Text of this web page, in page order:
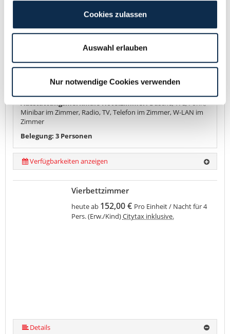
Cookies zulassen
Auswahl erlauben
Nur notwendige Cookies verwenden
Dreibettzimmer für maximal 3 Erwachsene. Kinder werden als
Geschirr, Kühlschrank, Herd, teilweise Mikrowelle,
Kaffeemaschine, Toaster und Wasserkocher
Ausstattungsmerkmale Hotelzimmer:Dusche, WC, Föhn,
Minibar im Zimmer, Radio, TV, Telefon im Zimmer, W-LAN im
Zimmer
Belegung: 3 Personen
Verfügbarkeiten anzeigen
Vierbettzimmer
heute ab 152,00 € Pro Einheit / Nacht für 4
Pers. (Erw./Kind)Citytax inklusive.
Details